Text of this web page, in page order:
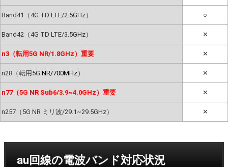
Band41（4G TD LTE/2.5GHz） ○
Band42（4G TD LTE/3.5GHz） ✕
n3（転用5G NR/1.8GHz）重要 ✕
n28（転用5G NR/700MHz） ✕
n77（5G NR Sub6/3.9~4.0GHz）重要 ✕
n257（5G NR ミリ波/29.1~29.5GHz） ✕
au回線の電波バンド対応状況